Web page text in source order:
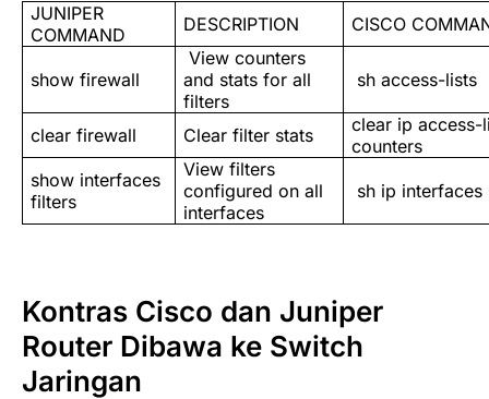
JUNIPER
COMMAND
DESCRIPTION CISCO
show firewall
View counters
and stats for all
filters
sh access-lists
clear firewall Clear filter stats
clear ip access-
counters
show interfaces
filters
View filters
configured on all
interfaces
sh ip interfaces
Kontras Cisco dan Juniper
Router Dibawa ke Switch
Jaringan